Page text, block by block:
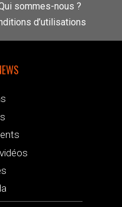
sommes-nous ?
d’utilisations